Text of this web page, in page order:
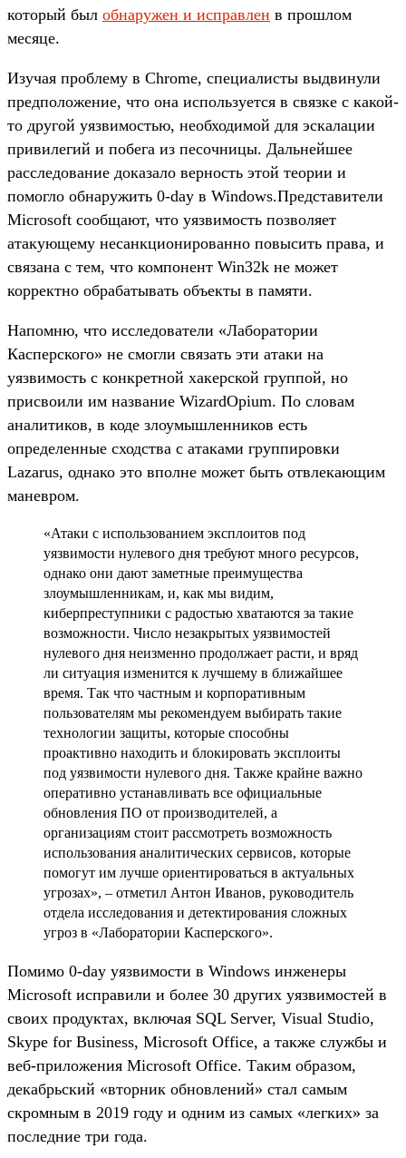
который был обнаружен и исправлен в прошлом
месяце.
Изучая проблему в Chrome, специалисты выдвинули
предположение, что она используется в связке с какой-
то другой уязвимостью, необходимой для эскалации
привилегий и побега из песочницы. Дальнейшее
расследование доказало верность этой теории и
помогло обнаружить 0-day в Windows.Представители
Microsoft сообщают, что уязвимость позволяет
атакующему несанкционированно повысить права, и
связана с тем, что компонент Win32k не может
корректно обрабатывать объекты в памяти.
Напомню, что исследователи «Лаборатории
Касперского» не смогли связать эти атаки на
уязвимость с конкретной хакерской группой, но
присвоили им название WizardOpium. По словам
аналитиков, в коде злоумышленников есть
определенные сходства с атаками группировки
Lazarus, однако это вполне может быть отвлекающим
маневром.
«Атаки с использованием эксплоитов под
уязвимости нулевого дня требуют много ресурсов,
однако они дают заметные преимущества
злоумышленникам, и, как мы видим,
киберпреступники с радостью хватаются за такие
возможности. Число незакрытых уязвимостей
нулевого дня неизменно продолжает расти, и вряд
ли ситуация изменится к лучшему в ближайшее
время. Так что частным и корпоративным
пользователям мы рекомендуем выбирать такие
технологии защиты, которые способны
проактивно находить и блокировать эксплоиты
под уязвимости нулевого дня. Также крайне важно
оперативно устанавливать все официальные
обновления ПО от производителей, а
организациям стоит рассмотреть возможность
использования аналитических сервисов, которые
помогут им лучше ориентироваться в актуальных
угрозах», – отметил Антон Иванов, руководитель
отдела исследования и детектирования сложных
угроз в «Лаборатории Касперского».
Помимо 0-day уязвимости в Windows инженеры
Microsoft исправили и более 30 других уязвимостей в
своих продуктах, включая SQL Server, Visual Studio,
Skype for Business, Microsoft Office, а также службы и
веб-приложения Microsoft Office. Таким образом,
декабрьский «вторник обновлений» стал самым
скромным в 2019 году и одним из самых «легких» за
последние три года.